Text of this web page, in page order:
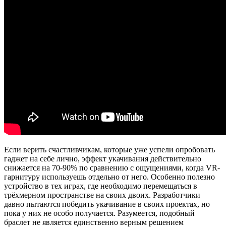
Если верить счастливчикам, которые уже успели опробовать
гаджет на себе лично, эффект укачивания действительно
снижается на 70-90% по сравнению с ощущениями, когда VR-
гарнитуру используешь отдельно от него. Особенно полезно
устройство в тех играх, где необходимо перемещаться в
трёхмерном пространстве на своих двоих. Разработчики
давно пытаются победить укачивание в своих проектах, но
пока у них не особо получается. Разумеется, подобный
браслет не является единственно верным решением